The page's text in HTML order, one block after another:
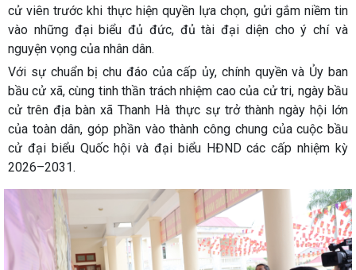
cử viên trước khi thực hiện quyền lựa chọn, gửi gắm niềm tin
vào những đại biểu đủ đức, đủ tài đại diện cho ý chí và
nguyện vọng của nhân dân.
Với sự chuẩn bị chu đáo của cấp ủy, chính quyền và Ủy ban
bầu cử xã, cùng tinh thần trách nhiệm cao của cử tri, ngày bầu
cử trên địa bàn xã Thanh Hà thực sự trở thành ngày hội lớn
của toàn dân, góp phần vào thành công chung của cuộc bầu
cử đại biểu Quốc hội và đại biểu HĐND các cấp nhiệm kỳ
2026–2031.